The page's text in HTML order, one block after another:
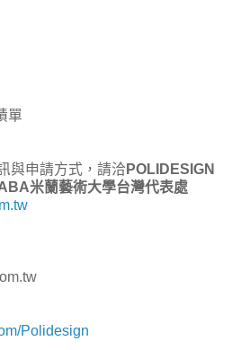
單
與申請方式，請洽 POLIDESIGN
米蘭藝術大學台灣代表處
Polidesign